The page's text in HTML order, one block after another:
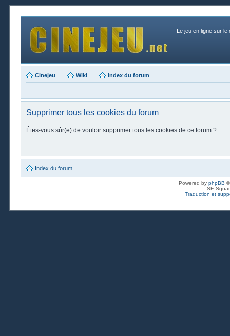
Le jeu en ligne sur le
Cinejeu Wiki Index du forum
Supprimer tous les cookies du forum
Êtes-vous sûr(e) de vouloir supprimer tous les cookies de ce forum ?
Index du forum
Powered by phpBB
SE
Traduction et